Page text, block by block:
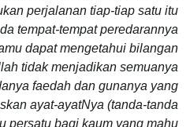
perjalanan tiap-tiap satu itu
tempat-tempat peredarannya
dapat mengetahui bilangan
tidak menjadikan semuanya
faedah dan gunanya yang
ayat-ayatNya (tanda-tanda
persatu bagi kaum yang mahu